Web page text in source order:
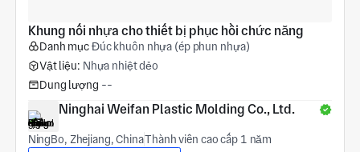
Khung nối nhựa cho thiết bị phục hồi chức năng
Danh mụcĐúc khuôn nhựa (ép phun nhựa)
Vật liệu: Nhựa nhiệt dẻo
Dung lượng --
Ninghai Weifan Plastic Molding Co., Ltd.
NingBo, Zhejiang, ChinaThành viên cao cấp 1 năm